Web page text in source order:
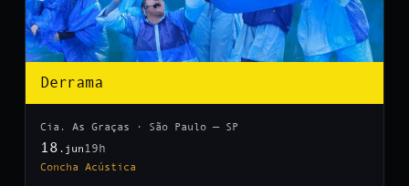
Derrama
Cia. As Graças · São Paulo — SP
18 .jun 19h
Concha Acústica